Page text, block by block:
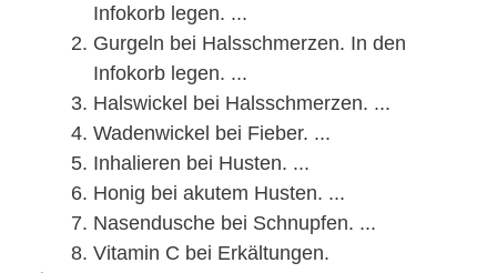
Infokorb legen. ...
Gurgeln bei Halsschmerzen. In den
Infokorb legen. ...
Halswickel bei Halsschmerzen. ...
Wadenwickel bei Fieber. ...
Inhalieren bei Husten. ...
Honig bei akutem Husten. ...
Nasendusche bei Schnupfen. ...
Vitamin C bei Erkältungen.